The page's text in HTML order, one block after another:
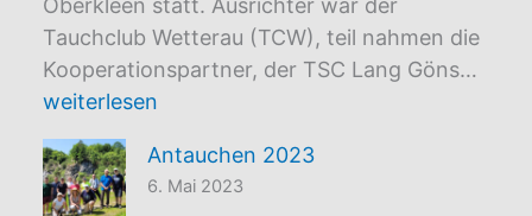
Oberkleen statt. Ausrichter war der
Tauchclub Wetterau (TCW), teil nahmen die
Kooperationspartner, der TSC Lang Göns…
weiterlesen
Antauchen 2023
6. Mai 2023